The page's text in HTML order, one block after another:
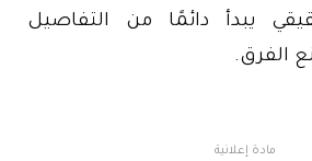
يبدأ دائمًا من التفاصيل
الفرق.
مادة إعلانية